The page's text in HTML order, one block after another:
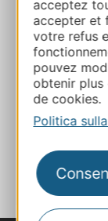
acceptez
accepter et
votre refus
pouvez
obtenir
de cookies.
Politica
E-
Sito